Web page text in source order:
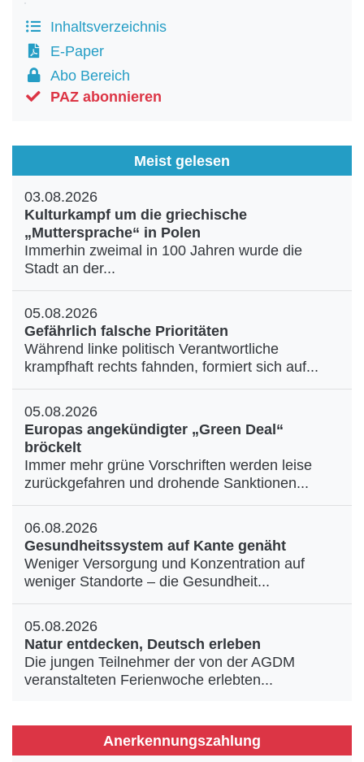
Inhaltsverzeichnis
E-Paper
Abo Bereich
PAZ abonnieren
Meist gelesen
03.08.2026
Kulturkampf um die griechische
„Muttersprache“ in Polen
Immerhin zweimal in 100 Jahren wurde die
Stadt an der...
05.08.2026
Gefährlich falsche Prioritäten
Während linke politisch Verantwortliche
krampfhaft rechts fahnden, formiert sich auf...
05.08.2026
Europas angekündigter „Green Deal“
bröckelt
Immer mehr grüne Vorschriften werden leise
zurückgefahren und drohende Sanktionen...
06.08.2026
Gesundheitssystem auf Kante genäht
Weniger Versorgung und Konzentration auf
weniger Standorte – die Gesundheit...
05.08.2026
Natur entdecken, Deutsch erleben
Die jungen Teilnehmer der von der AGDM
veranstalteten Ferienwoche erlebten...
Anerkennungszahlung